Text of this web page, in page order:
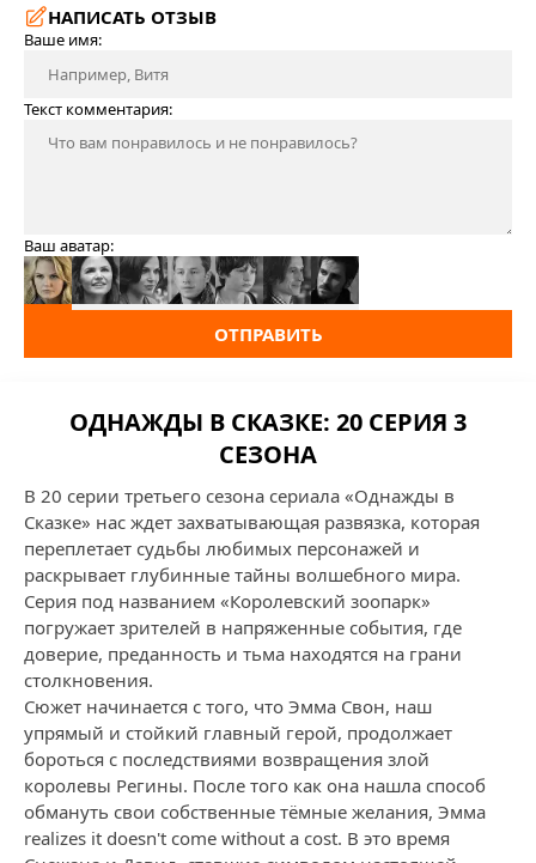
НАПИСАТЬ ОТЗЫВ
Ваше имя:
Текст комментария:
Ваш аватар:
ОТПРАВИТЬ
ОДНАЖДЫ В СКАЗКЕ: 20 СЕРИЯ 3
СЕЗОНА
В 20 серии третьего сезона сериала «Однажды в
Сказке» нас ждет захватывающая развязка, которая
переплетает судьбы любимых персонажей и
раскрывает глубинные тайны волшебного мира.
Серия под названием «Королевский зоопарк»
погружает зрителей в напряженные события, где
доверие, преданность и тьма находятся на грани
столкновения.
Сюжет начинается с того, что Эмма Свон, наш
упрямый и стойкий главный герой, продолжает
бороться с последствиями возвращения злой
королевы Регины. После того как она нашла способ
обмануть свои собственные тёмные желания, Эмма
realizes it doesn't come without a cost. В это время